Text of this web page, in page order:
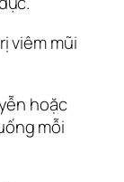
viêm mũi
hoặc
mỗi